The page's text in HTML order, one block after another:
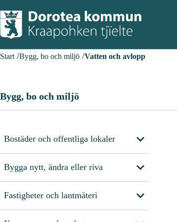
Start Bygg, bo och miljö Vatten och avlopp
Bygg, bo och miljö
Bostäder och offentliga lokaler
Bygga nytt, ändra eller riva
Fastigheter och lantmäteri